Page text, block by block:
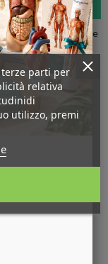
A58/2, Piede
parti per
relativa
utilizzo, premi